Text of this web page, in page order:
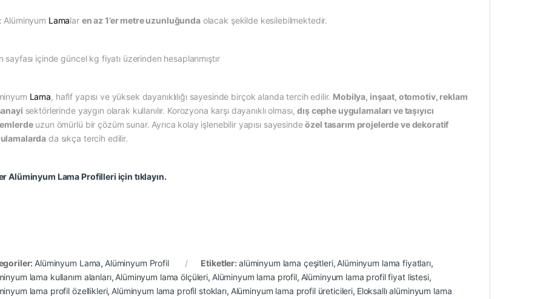
Alüminyum Lamalar en az 1’er metre uzunluğundaolacak şekilde kesilebilmektedir.
sayfası içinde güncel kg fiyatı üzerinden hesaplanmıştır
Lama, hafif yapısı ve yüksek dayanıklılığı sayesinde birçok alanda tercih edilir. Mobilya, inşaat, otomotiv, reklam
sektörlerinde yaygın olarak kullanılır. Korozyona karşı dayanıklı olması,dış cephe uygulamaları ve taşıyıcı
uzun ömürlü bir çözüm sunar. Ayrıca kolay işlenebilir yapısı sayesindeözel tasarım projelerde ve dekoratif
da sıkça tercih edilir.
Alüminyum Lama Profilleri için tıklayın.
Alüminyum Lama, Alüminyum Profil Etiketler: alüminyum lama çeşitleri, Alüminyum lama fiyatları,
lama kullanım alanları, Alüminyum lama ölçüleri, Alüminyum lama profil, Alüminyum lama profil fiyat listesi,
lama profil özellikleri, Alüminyum lama profil stokları, Alüminyum lama profil üreticileri, Eloksallı alüminyum lama